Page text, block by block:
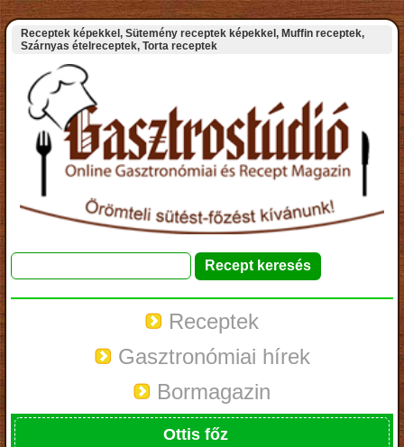
Receptek képekkel, Sütemény receptek képekkel, Muffin receptek,
Szárnyas ételreceptek, Torta receptek
Receptek
Gasztronómiai hírek
Bormagazin
Ottis főz